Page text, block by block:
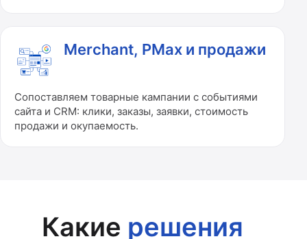
Merchant, PMax и продажи
Сопоставляем товарные кампании с событиями
сайта и CRM: клики, заказы, заявки, стоимость
продажи и окупаемость.
Какие решения